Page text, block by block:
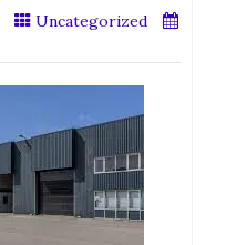
Uncategorized